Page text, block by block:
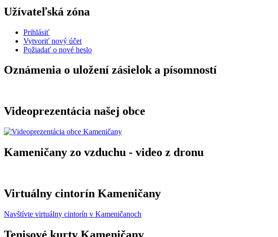
Užívateľská zóna
Prihlásiť
Vytvoriť nový účet
Požiadať o nové heslo
Oznámenia o uložení zásielok a písomností
Videoprezentácia našej obce
Kameničany zo vzduchu - video z dronu
Virtuálny cintorín Kameničany
Navštívte virtuálny cintorín v Kameničanoch
Tenisové kurty Kameničany